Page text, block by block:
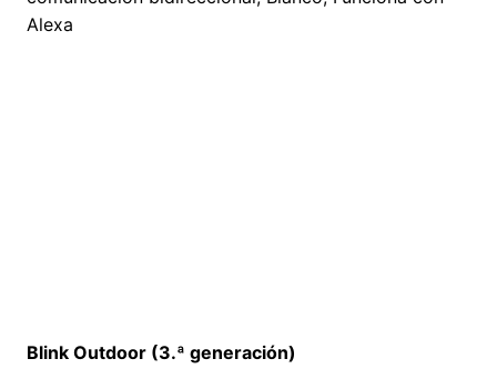
Alexa
Blink Outdoor (3.ª generación)